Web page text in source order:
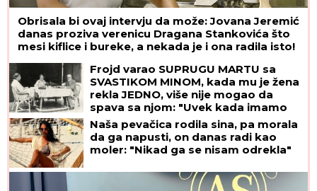
Obrisala bi ovaj intervju da može: Jovana Jeremić
danas proziva verenicu Dragana Stankovića što
mesi kiflice i bureke, a nekada je i ona radila isto!
Frojd varao SUPRUGU MARTU sa
SVASTIKOM MINOM, kada mu je žena
rekla JEDNO, više nije mogao da
spava sa njom: "Uvek kada imamo
INTIMNE ODNOSE, ja zamišljam...",
posle NJENE SMRTI pao u očaj
Naša pevačica rodila sina, pa morala
da ga napusti, on danas radi kao
moler: "Nikad ga se nisam odrekla"